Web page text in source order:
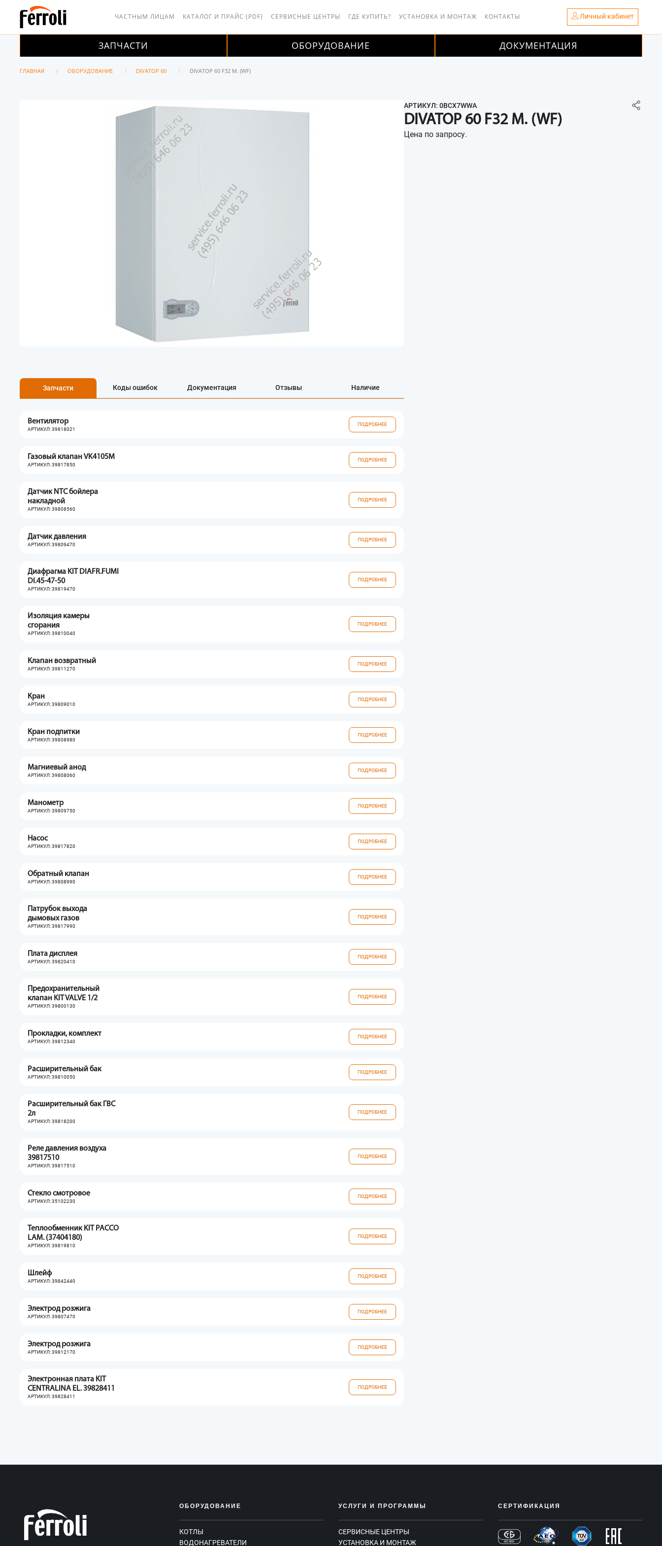
ЧАСТНЫМ ЛИЦАМ КАТАЛОГ И ПРАЙС (PDF) СЕРВИСНЫЕ ЦЕНТРЫ ГДЕ КУПИТЬ? УСТАНОВКА И МОНТАЖ КОНТАКТЫ Личный кабинет
ЗАПЧАСТИ ОБОРУДОВАНИЕ ДОКУМЕНТАЦИЯ
ГЛАВНАЯ ОБОРУДОВАНИЕ DIVATOP 60 DIVATOP 60 F32 M. (WF)
АРТИКУЛ: 0BCX7WWA
DIVATOP 60 F32 M. (WF)
Цена по запросу.
Запчасти Коды ошибок Документация Отзывы Наличие
Вентилятор
АРТИКУЛ: 39818021
ПОДРОБНЕЕ
Газовый клапан VK4105M
АРТИКУЛ: 39817850
ПОДРОБНЕЕ
Датчик NTC бойлера
накладной
АРТИКУЛ: 39808560
ПОДРОБНЕЕ
Датчик давления
АРТИКУЛ: 39809470
ПОДРОБНЕЕ
Диафрагма KIT DIAFR.FUMI
DI.45-47-50
АРТИКУЛ: 39819470
ПОДРОБНЕЕ
Изоляция камеры
сгорания
АРТИКУЛ: 39810040
ПОДРОБНЕЕ
Клапан возвратный
АРТИКУЛ: 39811270
ПОДРОБНЕЕ
Кран
АРТИКУЛ: 39809010
ПОДРОБНЕЕ
Кран подпитки
АРТИКУЛ: 39808980
ПОДРОБНЕЕ
Магниевый анод
АРТИКУЛ: 39808060
ПОДРОБНЕЕ
Манометр
АРТИКУЛ: 39809750
ПОДРОБНЕЕ
Насос
АРТИКУЛ: 39817820
ПОДРОБНЕЕ
Обратный клапан
АРТИКУЛ: 39808990
ПОДРОБНЕЕ
Патрубок выхода
дымовых газов
АРТИКУЛ: 39817990
ПОДРОБНЕЕ
Плата дисплея
АРТИКУЛ: 39820410
ПОДРОБНЕЕ
Предохранительный
клапан KIT VALVE 1/2
АРТИКУЛ: 39800130
ПОДРОБНЕЕ
Прокладки, комплект
АРТИКУЛ: 39812340
ПОДРОБНЕЕ
Расширительный бак
АРТИКУЛ: 39810050
ПОДРОБНЕЕ
Расширительный бак ГВС
2л
АРТИКУЛ: 39818200
ПОДРОБНЕЕ
Реле давления воздуха
39817510
АРТИКУЛ: 39817510
ПОДРОБНЕЕ
Стекло смотровое
АРТИКУЛ: 35102230
ПОДРОБНЕЕ
Теплообменник KIT PACCO
LAM. (37404180)
АРТИКУЛ: 39819810
ПОДРОБНЕЕ
Шлейф
АРТИКУЛ: 39842440
ПОДРОБНЕЕ
Электрод розжига
АРТИКУЛ: 39807470
ПОДРОБНЕЕ
Электрод розжига
АРТИКУЛ: 39812170
ПОДРОБНЕЕ
Электронная плата KIT
CENTRALINA EL. 39828411
АРТИКУЛ: 39828411
ПОДРОБНЕЕ
ОБОРУДОВАНИЕ
КОТЛЫ
ВОДОНАГРЕВАТЕЛИ
УСЛУГИ И ПРОГРАММЫ
СЕРВИСНЫЕ ЦЕНТРЫ
УСТАНОВКА И МОНТАЖ
СЕРТИФИКАЦИЯ